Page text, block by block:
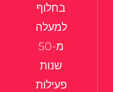
בחלוף
למעלה
מ-50
שנות
פעילות